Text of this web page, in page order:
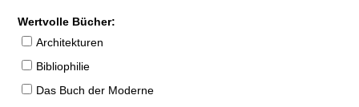
Wertvolle Bücher:
Architekturen
Bibliophilie
Das Buch der Moderne